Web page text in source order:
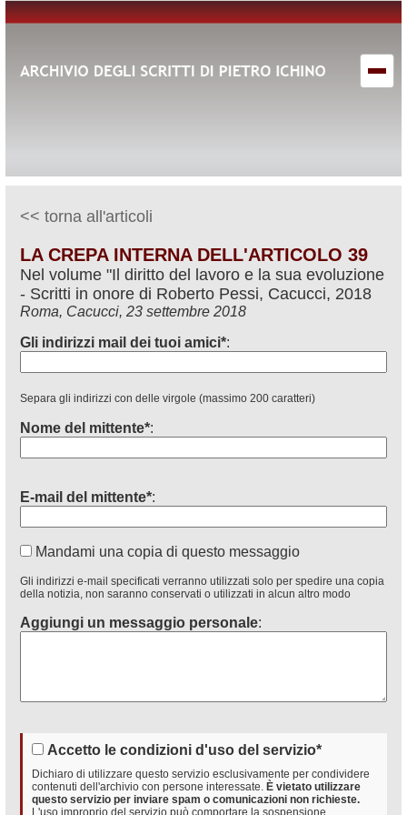
<< torna all'articoli
LA CREPA INTERNA DELL'ARTICOLO 39
Nel volume "Il diritto del lavoro e la sua evoluzione
- Scritti in onore di Roberto Pessi, Cacucci, 2018
Roma, Cacucci, 23 settembre 2018
Gli indirizzi mail dei tuoi amici*:
Separa gli indirizzi con delle virgole (massimo 200 caratteri)
Nome del mittente*:
E-mail del mittente*:
Mandami una copia di questo messaggio
Gli indirizzi e-mail specificati verranno utilizzati solo per spedire una copia
della notizia, non saranno conservati o utilizzati in alcun altro modo
Aggiungi un messaggio personale:
Accetto le condizioni d'uso del servizio*
Dichiaro di utilizzare questo servizio esclusivamente per condividere
contenuti dell'archivio con persone interessate. È vietato utilizzare
questo servizio per inviare spam o comunicazioni non richieste.
L'uso improprio del servizio può comportare la sospensione